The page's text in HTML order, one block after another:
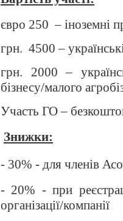
євро 250 – іноземні
грн. 4500 –
грн. 2000 –
бізнесу/малого
Участь ГО –
Знижки:
- 30% - для членів
- 20% - при
організації/компанії